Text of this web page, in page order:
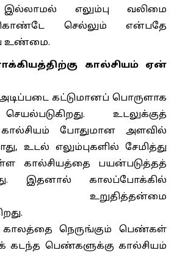
இல்லாமல் எலும்பு வலிமை
செல்லும் என்பதே
உண்மை.
கால்சியம் ஏன்
அடிப்படை கட்டுமானப் பொருளாக
உடலுக்குத்
போதுமான அளவில்
உடல் எலும்புகளில் சேமித்து
கால்சியத்தை பயன்படுத்தத்
இதனால் காலப்போக்கில்
உறுதித்தன்மை
நெருங்கும் பெண்கள்
கடந்த பெண்களுக்கு கால்சியம்